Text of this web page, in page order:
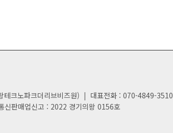
크노파크더리브비즈원) | 대표전화 : 070-4849-3510
신판매업신고 : 2022 경기의왕 0156호